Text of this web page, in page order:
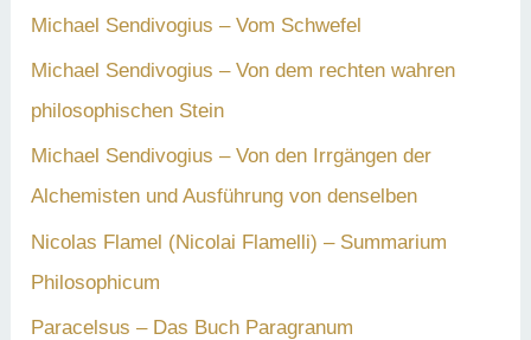
Michael Sendivogius – Vom Schwefel
Michael Sendivogius – Von dem rechten wahren
philosophischen Stein
Michael Sendivogius – Von den Irrgängen der
Alchemisten und Ausführung von denselben
Nicolas Flamel (Nicolai Flamelli) – Summarium
Philosophicum
Paracelsus – Das Buch Paragranum